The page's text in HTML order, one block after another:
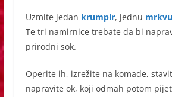
Uzmite jedan krumpir, jednu mrkvu
Te tri namirnice trebate da bi
prirodni sok.
Operite ih, izrežite na komade,
napravite ok, koji odmah potom